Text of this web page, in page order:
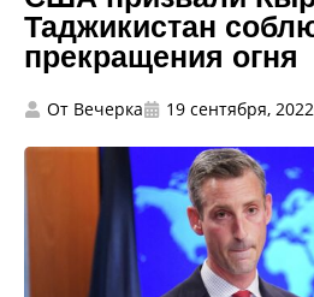
Таджикистан
прекращения огня
От Вечерка 19 сентября, 2022